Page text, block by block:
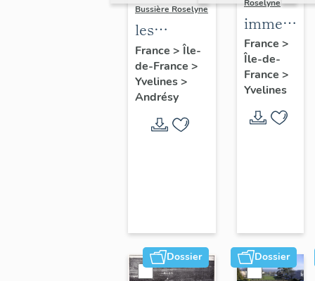
Bussière Roselyne
les
immeubles,
maisons et
fermes du
canton
d'Andrésy
France > Île-
de-France >
Yvelines>
Andrésy
Roselyne
maisons,
fermes
France >
Île-de-
France >
Yvelines
Dossier Dossier